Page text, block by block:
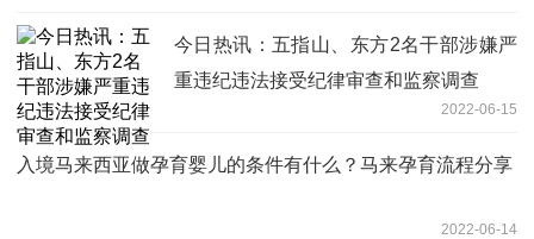
今日热讯：五指山、东方2名干部涉嫌严
重违纪违法接受纪律审查和监察调查
2022-06-15
入境马来西亚做孕育婴儿的条件有什么？马来孕育流程分享
2022-06-14